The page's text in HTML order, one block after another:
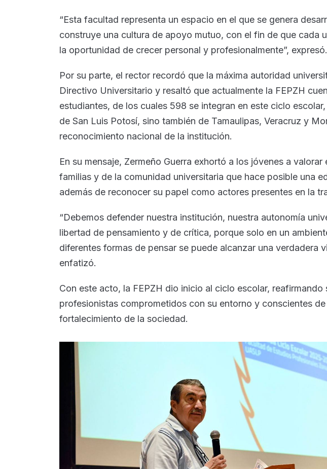
“Esta facultad representa un espacio en el que se genera
construye una cultura de apoyo mutuo, con el fin de que cada
la oportunidad de crecer personal y profesionalmente”, expresó.
Por su parte, el rector recordó que la máxima autoridad
Directivo Universitario y resaltó que actualmente la FEPZH
estudiantes, de los cuales 598 se integran en este ciclo
de San Luis Potosí, sino también de Tamaulipas, Veracruz y
reconocimiento nacional de la institución.
En su mensaje, Zermeño Guerra exhortó a los jóvenes a
familias y de la comunidad universitaria que hace posible una
además de reconocer su papel como actores presentes en la
“Debemos defender nuestra institución, nuestra autonomía
libertad de pensamiento y de crítica, porque solo en un
diferentes formas de pensar se puede alcanzar una verdadera
enfatizó.
Con este acto, la FEPZH dio inicio al ciclo escolar, reafirmando
profesionistas comprometidos con su entorno y conscientes de
fortalecimiento de la sociedad.